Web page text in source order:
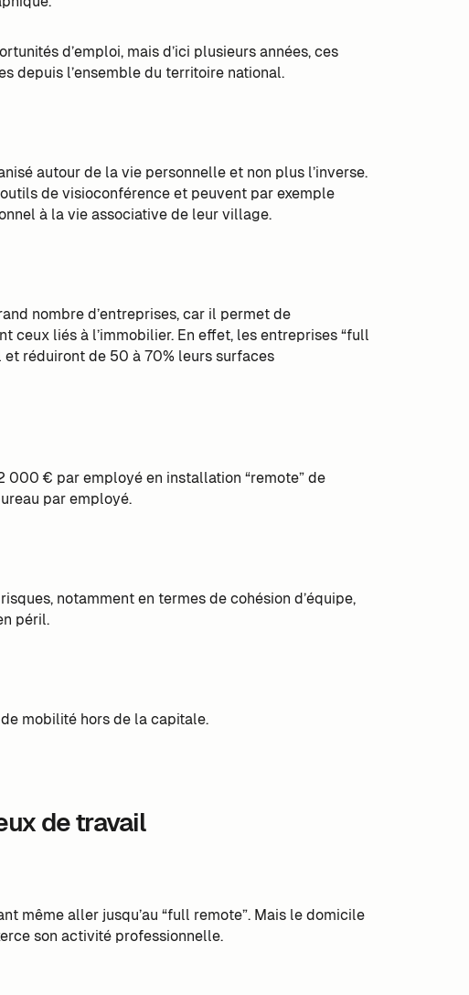
d’emploi, mais d’ici plusieurs années, ces
depuis l’ensemble du territoire national.
autour de la vie personnelle et non plus l’inverse.
de visioconférence et peuvent par exemple
à la vie associative de leur village.
nombre d’entreprises, car il permet de
ceux liés à l’immobilier. En effet, les entreprises “full
réduiront de 50 à 70% leurs surfaces
€ par employé en installation “remote” de
par employé.
notamment en termes de cohésion d’équipe,
péril.
mobilité hors de la capitale.
de travail
même aller jusqu’au “full remote”. Mais le domicile
son activité professionnelle.